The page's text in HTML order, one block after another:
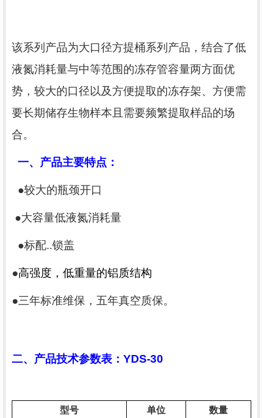
该系列产品为大口径方提桶系列产品，结合了低
液氮消耗量与中等范围的冻存管容量两方面优
势，较大的口径以及方便提取的冻存架、方便需
要长期储存生物样本且需要频繁提取样品的场
合。
一、 产品主要特点：
●较大的瓶颈开口
●大容量低液氮消耗量
●标配..锁盖
●高强度，低重量的铝质结构
●三年标准维保，五年真空质保。
二、 产品技术参数表： YDS-30
型号 单位 数量